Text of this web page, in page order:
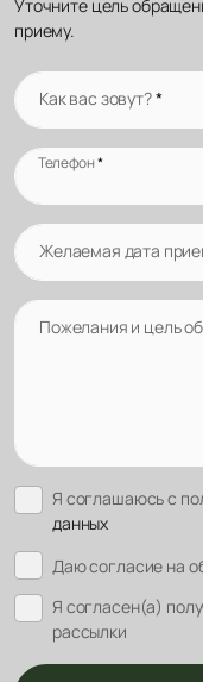
Уточните цель
приему.
Как вас зовут?*
Телефон*
Желаемая дата
Пожелания и цель
Я соглашаюсь с
данных
Даю согласие на
Я согласен(а)
рассылки